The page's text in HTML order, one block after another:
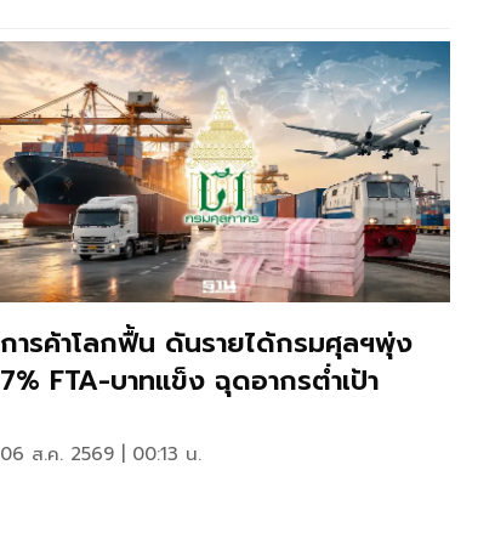
การค้าโลกฟื้น ดันรายได้กรมศุลฯพุ่ง
7% FTA-บาทแข็ง ฉุดอากรต่ำเป้า
06 ส.ค. 2569 | 00:13 น.